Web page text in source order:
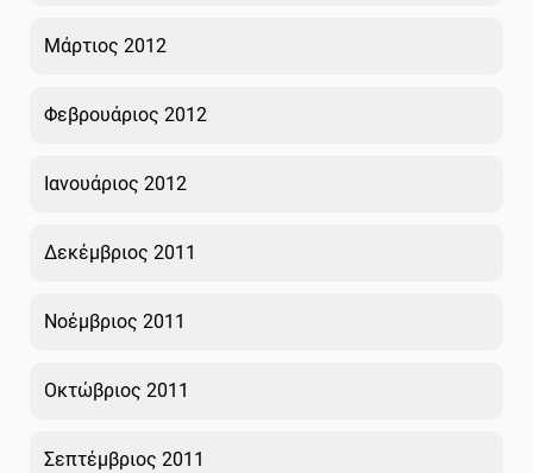
Μάρτιος 2012
Φεβρουάριος 2012
Ιανουάριος 2012
Δεκέμβριος 2011
Νοέμβριος 2011
Οκτώβριος 2011
Σεπτέμβριος 2011